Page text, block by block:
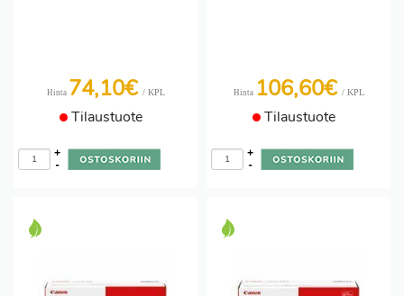
Hinta 74,10€ / KPL
Tilaustuote
-
+
Hinta 106,60€ / KPL
Tilaustuote
-
+